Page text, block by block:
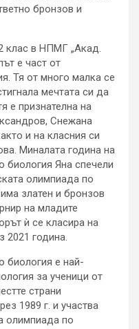
бронзов и
клас в НПМГ „Акад.
е част от
Тя от много малка се
мечтата си да
е признателна на
Снежана
и на класния си
Миналата година на
Яна спечели
олимпиада по
златен и бронзов
на младите
ѝ се класира на
2021 година.
биология е най-
за ученици от
страни
1989 г. и участва
олимпиада по